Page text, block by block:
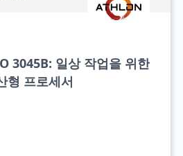
3045B: 일상 작업을 위한
형 프로세서